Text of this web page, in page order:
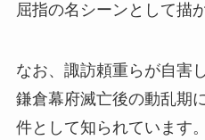
屈指の名シーンとして描
なお、諏訪頼重らが自害
鎌倉幕府滅亡後の動乱期
件として知られています。